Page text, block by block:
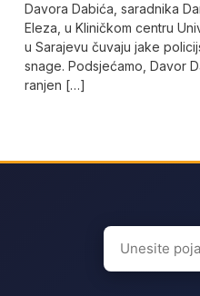
Davora Dabića, saradnika
Eleza, u Kliničkom centru
u Sarajevu čuvaju jake
snage. Podsjećamo, Davor
ranjen […]
Search
for: